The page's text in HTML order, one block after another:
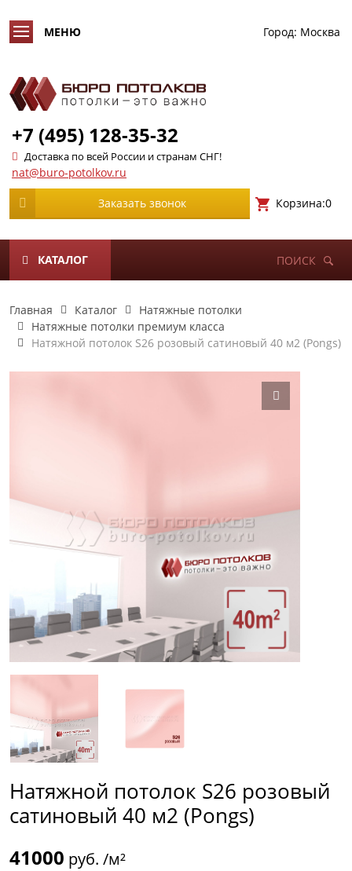
Город: Москва
+7 (495) 128-35-32
Доставка по всей России и странам СНГ!
nat@buro-potolkov.ru
Заказать звонок Корзина:0
КАТАЛОГ ПОИСК
Главная Каталог
Натяжные потолки
Натяжные потолки премиум класса
Натяжной потолок S26 розовый сатиновый 40 м2 (Pongs)
Натяжной потолок S26 розовый
сатиновый 40 м2 (Pongs)
41000 руб. /м²